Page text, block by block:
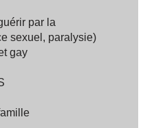
par la
sexuel, paralysie)
gay